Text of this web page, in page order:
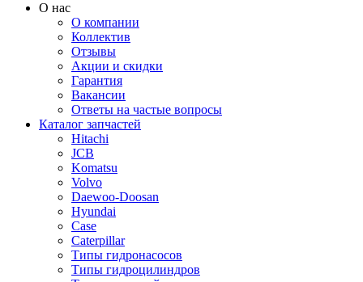
О нас
О компании
Коллектив
Отзывы
Акции и скидки
Гарантия
Вакансии
Ответы на частые вопросы
Каталог запчастей
Hitachi
JCB
Komatsu
Volvo
Daewoo-Doosan
Hyundai
Case
Caterpillar
Типы гидронасосов
Типы гидроцилиндров